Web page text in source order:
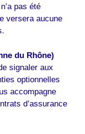
pas été
versera aucune
du Rhône)
signaler aux
optionnelles
accompagne
d’assurance